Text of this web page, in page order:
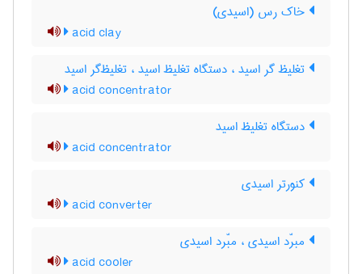
خاک رس (اسیدی)
acid clay
تغلیظ گر اسید ، دستگاه تغلیظ اسید ، تغلیظ‌گر اسید
acid concentrator
دستگاه تغلیظ اسید
acid concentrator
کنورتر اسیدی
acid converter
مبرّد اسیدی ، مبّرد اسیدی
acid cooler